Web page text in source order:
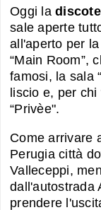
Oggi la
sale aperte
all'aperto per
“Main Room”,
famosi, la sala
liscio e, per
“Privèe".
Come arrivare
Perugia città
Valleceppi,
dall'autostrada
prendere